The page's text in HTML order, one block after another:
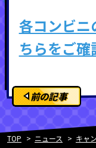
各コンビニ
ちらをご
前の記事
TOP ニュース キャ